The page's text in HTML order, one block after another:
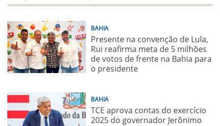
BAHIA
Presente na convenção de Lula,
Rui reafirma meta de 5 milhões
de votos de frente na Bahia para
o presidente
BAHIA
TCE aprova contas do exercício
2025 do governador Jerônimo